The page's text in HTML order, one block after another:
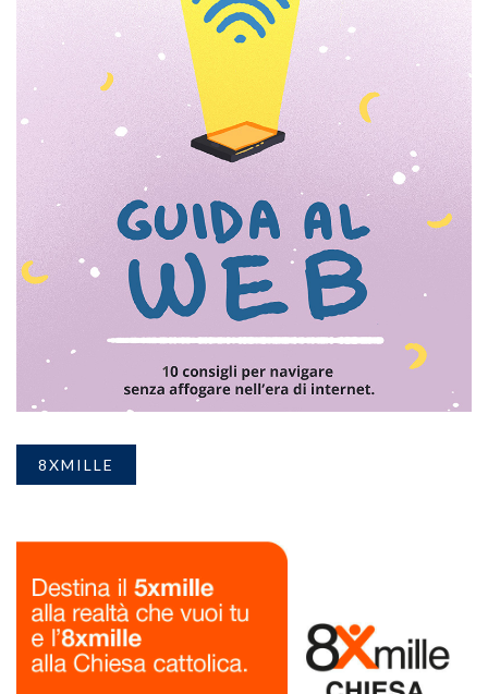
8XMILLE